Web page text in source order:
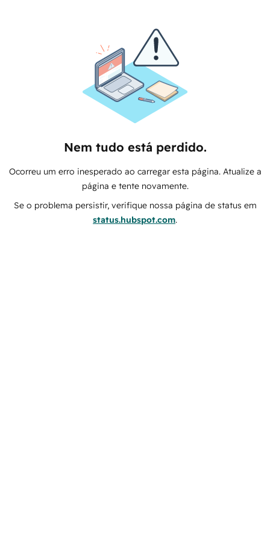
Nem tudo está perdido.
Ocorreu um erro inesperado ao carregar esta página. Atualize a
página e tente novamente.
Se o problema persistir, verifique nossa página de status em
status.hubspot.com.